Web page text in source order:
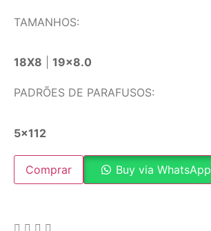
TAMANHOS:
18X8 19×8.0
PADRÕES DE PARAFUSOS:
5×112
Comprar Buy via WhatsApp